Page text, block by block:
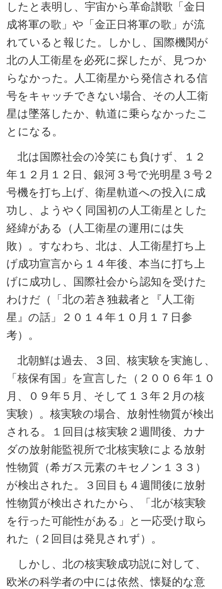
したと表明し、宇宙から革命讃歌「金日
成将軍の歌」や「金正日将軍の歌」が流
れていると報じた。しかし、国際機関が
北の人工衛星を必死に探したが、見つか
らなかった。人工衛星から発信される信
号をキャッチできない場合、その人工衛
星は墜落したか、軌道に乗らなかったこ
とになる。
北は国際社会の冷笑にも負けず、１２
年１２月１２日、銀河３号で光明星３号２
号機を打ち上げ、衛星軌道への投入に成
功し、ようやく同国初の人工衛星とした
経緯がある（人工衛星の運用には失
敗）。すなわち、北は、人工衛星打ち上
げ成功宣言から１４年後、本当に打ち上
げに成功し、国際社会から認知を受けた
わけだ（「北の若き独裁者と『人工衛
星』の話」２０１４年１０月１７日参
考）。
北朝鮮は過去、３回、核実験を実施し、
「核保有国」を宣言した（２００６年１０
月、０９年５月、そして１３年２月の核
実験）。核実験の場合、放射性物質が検出
される。１回目は核実験２週間後、カナ
ダの放射能監視所で北核実験による放射
性物質（希ガス元素のキセノン１３３）
が検出された。３回目も４週間後に放射
性物質が検出されたから、「北が核実験
を行った可能性がある」と一応受け取ら
れた（２回目は発見されず）。
しかし、北の核実験成功説に対して、
欧米の科学者の中には依然、懐疑的な意